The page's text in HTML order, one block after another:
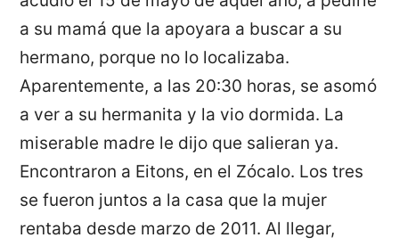
a su mamá que la apoyara a buscar a su
hermano, porque no lo localizaba.
Aparentemente, a las 20:30 horas, se asomó
a ver a su hermanita y la vio dormida. La
miserable madre le dijo que salieran ya.
Encontraron a Eitons, en el Zócalo. Los tres
se fueron juntos a la casa que la mujer
rentaba desde marzo de 2011. Al llegar,